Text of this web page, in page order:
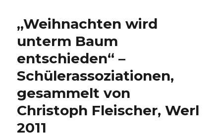
„Weihnachten wird
unterm Baum
entschieden“ –
Schülerassoziationen,
gesammelt von
Christoph Fleischer, Werl
2011